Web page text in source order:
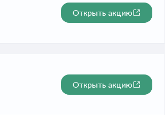
Открыть акцию
Открыть акцию